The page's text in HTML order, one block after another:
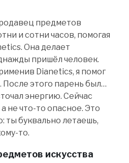
предметов
и сотни часов, помогая
Она делает
пришёл человек.
Dianetics, я помог
После этого парень был…
энергию. Сейчас
не что-то опасное. Это
ты буквально летаешь,
то.
искусства